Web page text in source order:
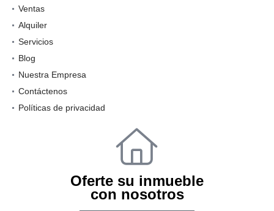
Inicio
Ventas
Alquiler
Servicios
Blog
Nuestra Empresa
Contáctenos
Oferte su inmueble